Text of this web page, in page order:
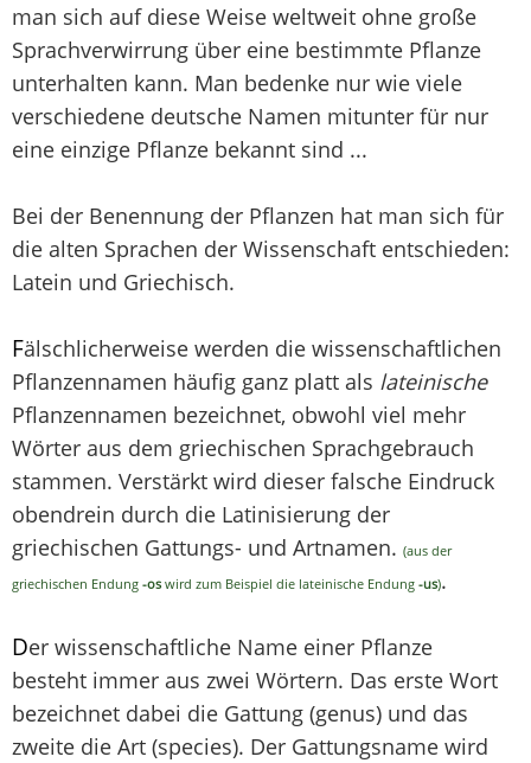
man sich auf diese Weise weltweit ohne große
Sprachverwirrung über eine bestimmte Pflanze
unterhalten kann. Man bedenke nur wie viele
verschiedene deutsche Namen mitunter für nur
eine einzige Pflanze bekannt sind ...
Bei der Benennung der Pflanzen hat man sich für
die alten Sprachen der Wissenschaft entschieden:
Latein und Griechisch.
Fälschlicherweise werden die wissenschaftlichen
Pflanzennamen häufig ganz platt als lateinische
Pflanzennamen bezeichnet, obwohl viel mehr
Wörter aus dem griechischen Sprachgebrauch
stammen. Verstärkt wird dieser falsche Eindruck
obendrein durch die Latinisierung der
griechischen Gattungs- und Artnamen. (aus der
griechischen Endung -os wird zum Beispiel die lateinische Endung -us).
Der wissenschaftliche Name einer Pflanze
besteht immer aus zwei Wörtern. Das erste Wort
bezeichnet dabei die Gattung (genus) und das
zweite die Art (species). Der Gattungsname wird